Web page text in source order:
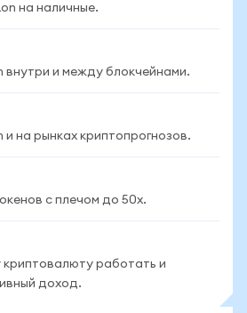
на наличные.
внутри и между блокчейнами.
и на рынках криптопрогнозов.
с плечом до 50x.
работать и
доход.